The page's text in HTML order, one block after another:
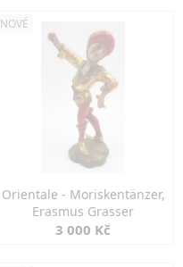
NOVÉ
Orientale - Moriskentänzer,
Erasmus Grasser
3 000 Kč